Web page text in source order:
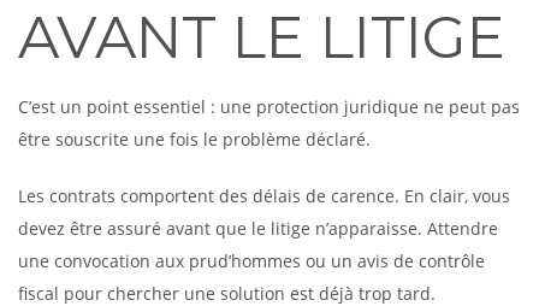
AVANT LE LITIGE
C’est un point essentiel : une protection juridique ne peut pas
être souscrite une fois le problème déclaré.
Les contrats comportent des délais de carence. En clair, vous
devez être assuré avant que le litige n’apparaisse. Attendre
une convocation aux prud’hommes ou un avis de contrôle
fiscal pour chercher une solution est déjà trop tard.